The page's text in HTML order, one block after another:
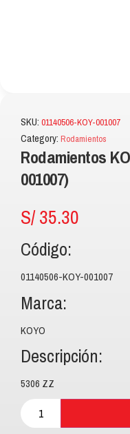
SKU: 01140506-KOY-001007
Category: Rodamientos
Rodamientos
001007)
S/35.30
Código:
01140506-KOY-001007
Marca:
KOYO
Descripción:
5306 ZZ